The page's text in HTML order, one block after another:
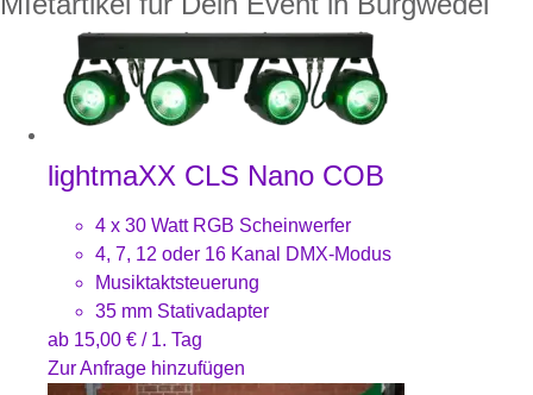
lightmaXX CLS Nano COB
4 x 30 Watt RGB Scheinwerfer
4, 7, 12 oder 16 Kanal DMX-Modus
Musiktaktsteuerung
35 mm Stativadapter
ab 15,00 € / 1. Tag
Zur Anfrage hinzufügen